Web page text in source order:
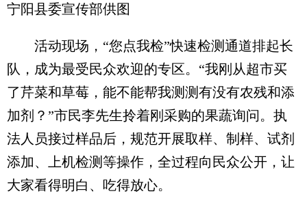
宁阳县委宣传部供图
活动现场，“您点我检”快速检测通道排起长
队，成为最受民众欢迎的专区。“我刚从超市买
了芹菜和草莓，能不能帮我测测有没有农残和添
加剂？”市民李先生拎着刚采购的果蔬询问。执
法人员接过样品后，规范开展取样、制样、试剂
添加、上机检测等操作，全过程向民众公开，让
大家看得明白、吃得放心。